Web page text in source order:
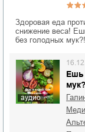
Здоровая еда
снижение веса!
без голодных
аудио
Ешь